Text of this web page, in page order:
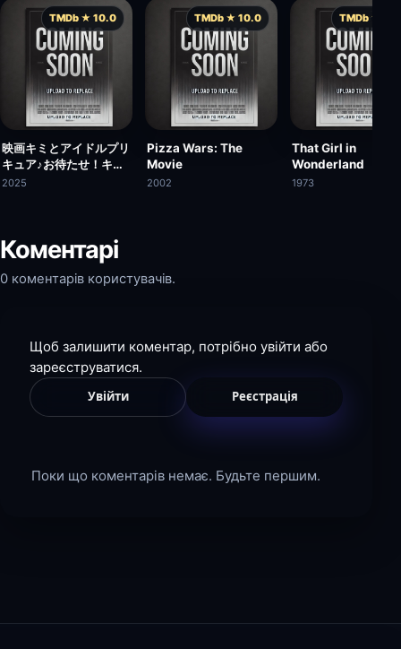
TMDb ★ 10.0
映画キミとアイドルプリ
キュア♪お待たせ！キミ
に届けるキラッキライ
2025
TMDb ★ 10.0
Pizza Wars: The
Movie
2002
TMDb ★
That Girl in
Wonderland
1973
Коментарі
0 коментарів користувачів.
Щоб залишити коментар, потрібно увійти або
зареєструватися.
Увійти Реєстрація
Поки що коментарів немає. Будьте першим.